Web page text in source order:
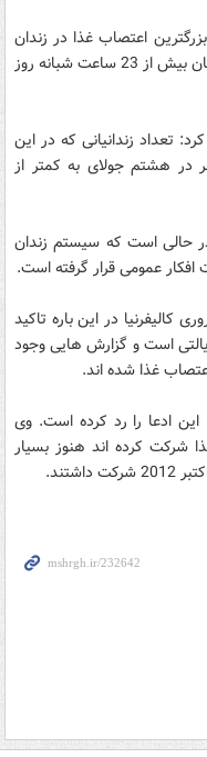
اعتصاب غذا در زندان
های کالیفرنیا به شمار می رود. برخی از زندانیان بیش از 23 ساعت شبانه روز
تعداد زندانیانی که در این
کرده اند از 30 هزار نفر در هشتم جولای به کمتر از
در حالی است که سیستم زندان
عمومی قرار گرفته است.
کالیفرنیا در این باره تاکید
است و گزارش هایی وجود
غذا شده اند.
این ادعا را رد کرده است. وی
شرکت کرده اند هنوز بسیار